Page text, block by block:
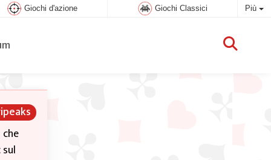
Giochi d'azione Giochi Classici Più